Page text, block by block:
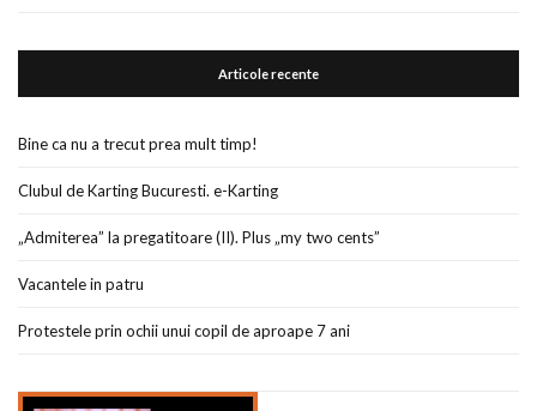
Articole recente
Bine ca nu a trecut prea mult timp!
Clubul de Karting Bucuresti. e-Karting
„Admiterea” la pregatitoare (II). Plus „my two cents”
Vacantele in patru
Protestele prin ochii unui copil de aproape 7 ani